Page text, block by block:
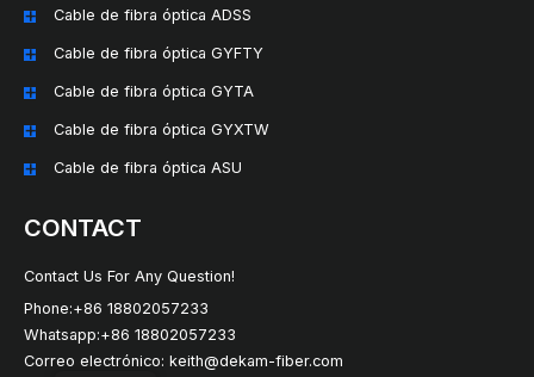
Cable de fibra óptica ADSS
Cable de fibra óptica GYFTY
Cable de fibra óptica GYTA
Cable de fibra óptica GYXTW
Cable de fibra óptica ASU
CONTACT
Contact Us For Any Question!
Phone:+86 18802057233
Whatsapp:+86 18802057233
Correo electrónico: keith@dekam-fiber.com